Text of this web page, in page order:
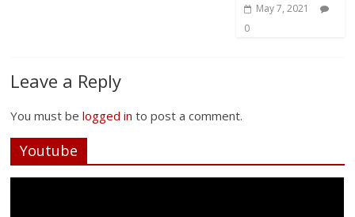
May 7, 2021
0
Leave a Reply
You must belogged in to post a comment.
Youtube